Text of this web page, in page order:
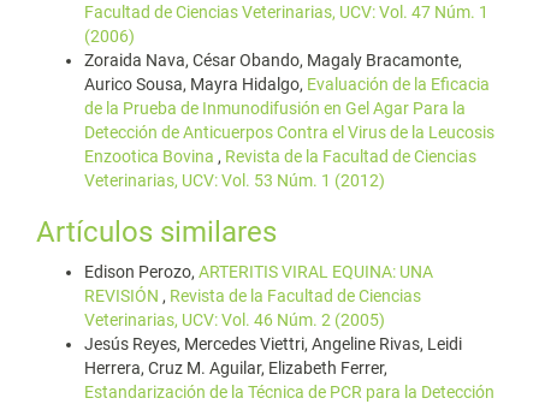
Facultad de Ciencias Veterinarias, UCV: Vol. 47 Núm. 1
(2006)
Zoraida Nava, César Obando, Magaly Bracamonte,
Aurico Sousa, Mayra Hidalgo, Evaluación de la Eficacia
de la Prueba de Inmunodifusión en Gel Agar Para la
Detección de Anticuerpos Contra el Virus de la Leucosis
Enzootica Bovina , Revista de la Facultad de Ciencias
Veterinarias, UCV: Vol. 53 Núm. 1 (2012)
Artículos similares
Edison Perozo, ARTERITIS VIRAL EQUINA: UNA
REVISIÓN , Revista de la Facultad de Ciencias
Veterinarias, UCV: Vol. 46 Núm. 2 (2005)
Jesús Reyes, Mercedes Viettri, Angeline Rivas, Leidi
Herrera, Cruz M. Aguilar, Elizabeth Ferrer,
Estandarización de la Técnica de PCR para la Detección